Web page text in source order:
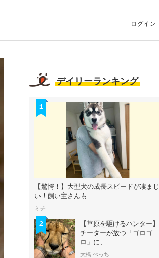
ログイン
デイリーランキング
1
【驚愕！】大型犬の成長スピードが凄まじ
い！飼い主さんも...
ミチ
2
【草原を駆けるハンター】
チーターが放つ「ゴロゴ
ロ」に、...
大橋 ぺっち